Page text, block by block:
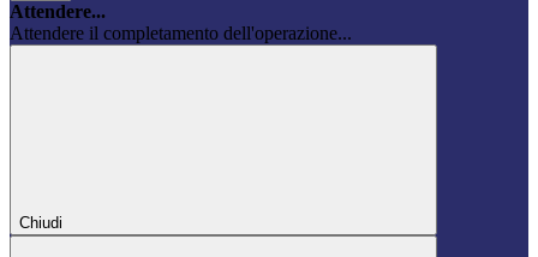
Attendere...
Attendere il completamento dell'operazione...
Chiudi